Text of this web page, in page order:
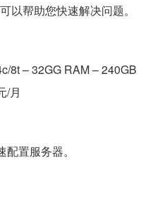
以帮助您快速解决问题。
8t – 32GG RAM – 240GB
/月
置服务器。